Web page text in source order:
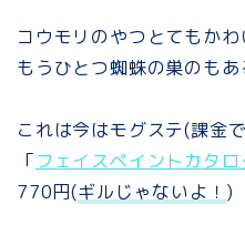
コウモリのやつとてもかわ
もうひとつ蜘蛛の巣のも
これは今はモグステ(課金
「フェイスペイントカタ
770円(ギルじゃないよ！ )